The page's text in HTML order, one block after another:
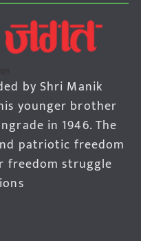
by Shri Manik
younger brother
in 1946. The
patriotic freedom
struggle